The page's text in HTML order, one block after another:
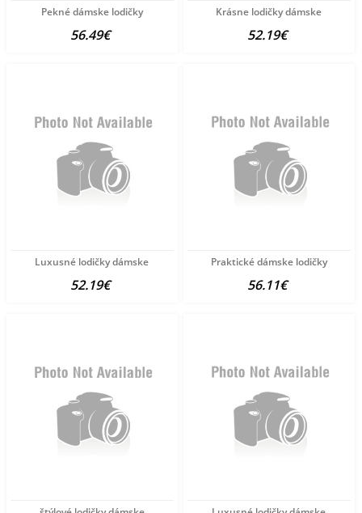
Pekné dámske lodičky
56.49€
Krásne lodičky dámske
52.19€
Luxusné lodičky dámske
52.19€
Praktické dámske lodičky
56.11€